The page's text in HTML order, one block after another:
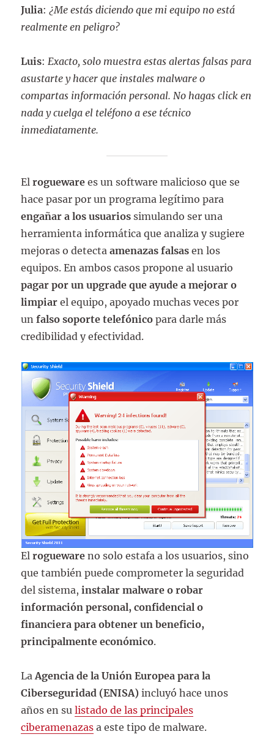
Julia:¿Me estás diciendo que mi equipo no está
realmente en peligro?
Luis:Exacto, solo muestra estas alertas falsas para
asustarte y hacer que instales malware o
compartas información personal. No hagas click en
nada y cuelga el teléfono a ese técnico
inmediatamente.
Elroguewarees un software malicioso que se
hace pasar por un programa legítimo para
engañar a los usuarios simulando ser una
herramienta informática que analiza y sugiere
mejoras o detectaamenazas falsas en los
equipos. En ambos casos propone al usuario
pagar por un upgrade que ayude a mejorar o
limpiar el equipo, apoyado muchas veces por
unfalso soporte telefónico para darle más
credibilidad y efectividad.
Elroguewareno solo estafa a los usuarios, sino
que también puede comprometer la seguridad
del sistema,instalar malware o robar
información personal, confidencial o
financiera para obtener un beneficio,
principalmente económico.
LaAgencia de la Unión Europea para la
Ciberseguridad (ENISA)incluyó hace unos
años en sulistado de las principales
ciberamenazas a este tipo de malware.